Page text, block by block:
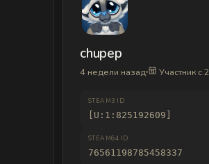
chupep
4 недели назад Участник с
STEAM3 ID
[U:1:825192609]
STEAM64 ID
76561198785458337